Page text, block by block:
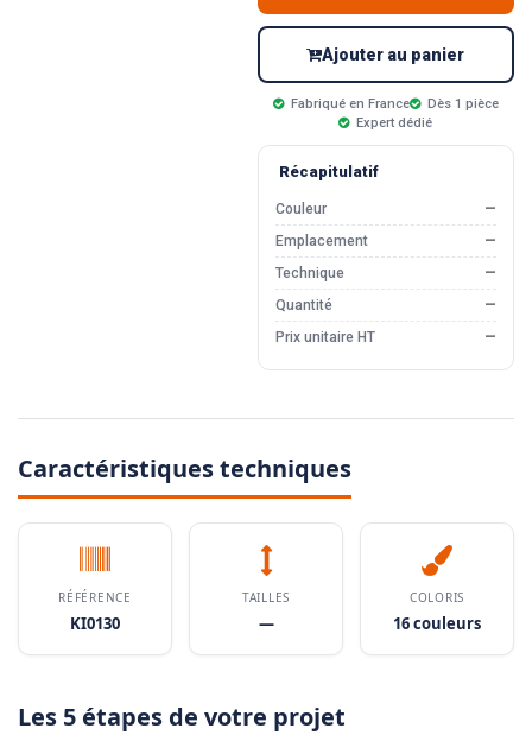
Ajouter au panier
Fabriqué en France
Dès 1 pièce
Expert dédié
Récapitulatif
Couleur
—
Emplacement
—
Technique
—
Quantité
—
Prix unitaire HT
—
Caractéristiques techniques
RÉFÉRENCE
KI0130
TAILLES
—
COLORIS
16 couleurs
Les 5 étapes de votre projet